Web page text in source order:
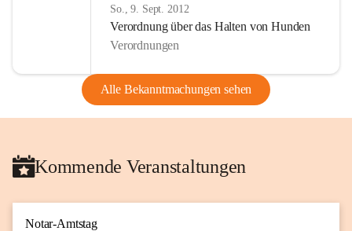
So., 9. Sept. 2012
Verordnung über das Halten von Hunden
Verordnungen
Alle Bekanntmachungen sehen
Kommende Veranstaltungen
Notar-Amtstag